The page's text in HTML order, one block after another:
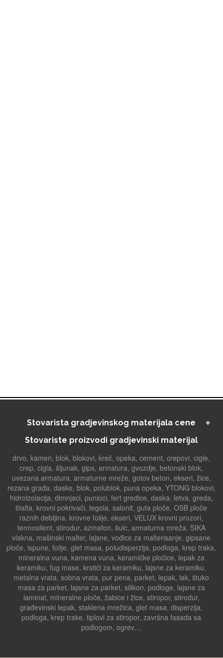
Stovarista gradjevinskog materijala cene
Stovariste proizvodi gradjevinski materijal
drvo, kamen, blok, blokovi, kreč, opeka, cement, crepovi, cigle,
crep, cigla, šljunak, gips, armatura, gvozdje, betonski blok,
uvezana armatura, armaturne mreže, gotov beton, ekseri, žice,
rezana građa, daske, blok, polublok, puna opeka, YTONG blokovi,
hidroizolacija, dimnjaci, punioci, fert gredice, daska, letva, greda,
štafla, krovni pokrivači, tegola, salonit, guta ploče, OSB ploče
raznih debljina, krovne folije, ekseri, VELUX krovni prozori,
termosilent, stirodur, azmafon, šulc, armaturna mreža, SIKA
vlakna, mašinski malter, lajsne, vođice za malterisanje, gipsane
ploče, ispune, folije, glet masa, poludisperzija, podloga, krep traka,
mineralna vuna, kamena vuna, keramičke pločice, lepak za
keramiku, fug mase, krstići za keramiku, lajsne za keramiku,
metalna vrata, sobna vrata, pur pena, parket, lepak, lak, štuko
masa za parket, lajsne za parket, silikon, podloge, lajsne za
laminat, mineralne ploče, žabice i žice, stiropor, stirodur,
građevinski lepak, staklena mrežica, glet masa, disperzija,
podloga, krep trake, tiplovi za stiropor, završna fasada sa
podlogom, ogrev…